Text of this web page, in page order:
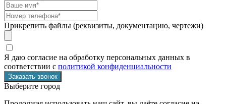
Прикрепить файлы (реквизиты, документацию, чертежи)
Я даю согласие на обработку персональных данных в
соответствии с политикой конфиденциальности
Выберите город